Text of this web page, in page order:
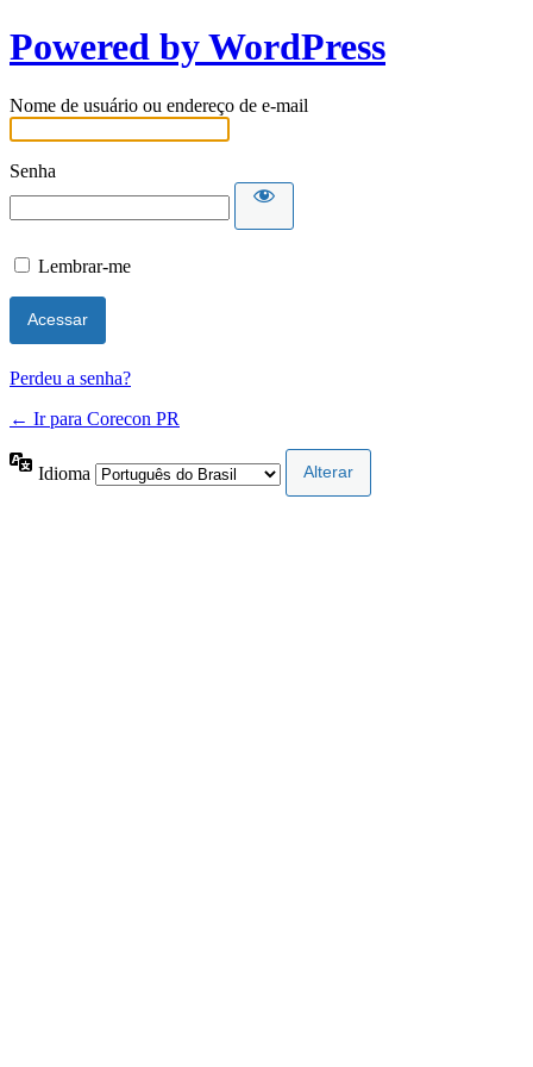
Powered by WordPress
Nome de usuário ou endereço de e-mail
Senha
Lembrar-me
Perdeu a senha?
← Ir para Corecon PR
Idioma